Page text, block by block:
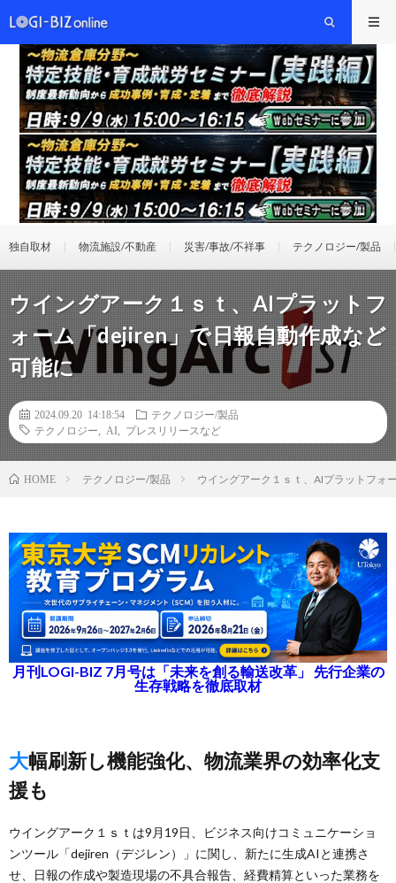
独自取材 物流施設/不動産 災害/事故/不祥事 テクノロジー/製品
ウイングアーク１ｓｔ、AIプラットフ
ォーム「dejiren」で日報自動作成など
可能に
2024.09.20 14:18:54
テクノロジー/製品
テクノロジー
AI プレスリリースなど
HOME テクノロジー/製品 ウイングアーク１ｓｔ、AIプラットフォ
月刊LOGI-BIZ 7月号は「未来を創る輸送改革」 先行企業の
生存戦略を徹底取材
大幅刷新し機能強化、物流業界の効率化支
援も
ウイングアーク１ｓｔは9月19日、ビジネス向けコミュニケーショ
ンツール「dejiren（デジレン）」に関し、新たに生成AIと連携さ
せ、日報の作成や製造現場の不具合報告、経費精算といった業務を